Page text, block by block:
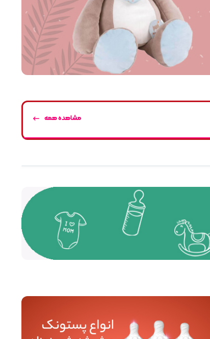
مشاهده همه